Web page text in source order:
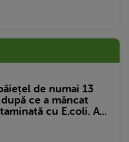
de numai 13
ce a mâncat
cu E.coli. A...